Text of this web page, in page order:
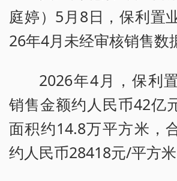
庭婷）5月8日，保利置
26年4月未经审核销售数
2026年4月，保利
销售金额约人民币42亿
面积约14.8万平方米，
约人民币28418元/平方米